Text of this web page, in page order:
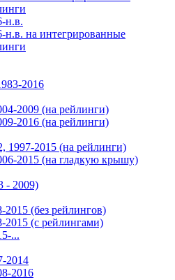
н.в.
н.в. на интегрированные
2016
2009 (на рейлинги)
2016 (на рейлинги)
1997-2015 (на рейлинги)
2015 (на гладкую крышу)
- 2009)
2015 (без рейлингов)
2015 (с рейлингами)
...
2014
2016